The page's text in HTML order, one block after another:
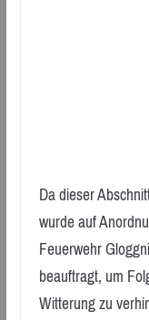
Da dieser
wurde auf
Feuerwehr
beauftragt, um
Witterung zu